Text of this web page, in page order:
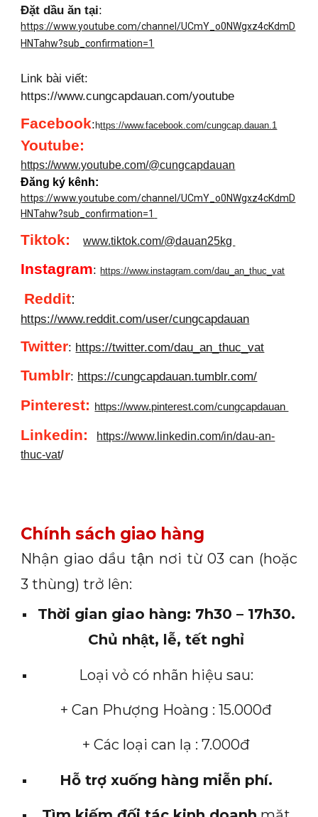
Đặt dầu ăn tại:
https://www.youtube.com/channel/UCmY_o0NWgxz4cKdmD
HNTahw?sub_confirmation=1
Link bài viết:
https://www.cungcapdauan.com/youtube
Facebook: https://www.facebook.com/cungcap.dauan.1
Youtube:
https://www.youtube.com/@cungcapdauan
Đăng ký kênh:
https://www.youtube.com/channel/UCmY_o0NWgxz4cKdmD
HNTahw?sub_confirmation=1
Tiktok:www.tiktok.com/@dauan25kg
Instagram: https://www.instagram.com/dau_an_thuc_vat
Reddit:
https://www.reddit.com/user/cungcapdauan
Twitter: https://twitter.com/dau_an_thuc_vat
Tumblr: https://cungcapdauan.tumblr.com/
Pinterest: https://www.pinterest.com/cungcapdauan
Linkedin:
https://www.linkedin.com/in/dau-an-
thuc-vat/
Chính sách giao hàng
Nhận giao dầu tận nơi từ 03 can (hoặc
3 thùng) trở lên:
Thời gian giao hàng: 7h30 – 17h30.
Chủ nhật, lễ, tết nghỉ
Loại vỏ có nhãn hiệu sau:
+ Can Phượng Hoàng : 15.000đ
+ Các loại can lạ : 7.000đ
Hỗ trợ xuống hàng miễn phí.